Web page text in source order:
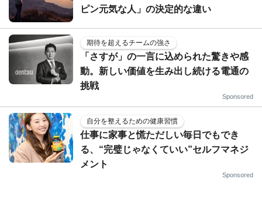
ピン元気な人」の決定的な違い
期待を超えるチームの強さ
「さすが」の一言に込められた驚きや感
動。新しい価値を生み出し続ける電通の
挑戦
Sponsored
自分を整えるための健康習慣
仕事に家事と慌ただしい毎日でもでき
る、“完璧じゃなくていい”セルフマネジ
メント
Sponsored